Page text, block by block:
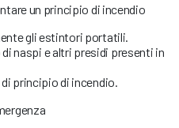
un principio di incendio
gli estintori portatili.
naspi e altri presidi presenti in
principio di incendio.